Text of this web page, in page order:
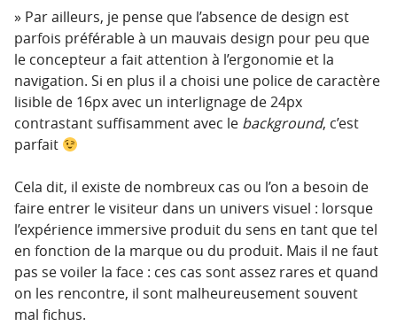
Par ailleurs, je pense que l’absence de design est
parfois préférable à un mauvais design pour peu que
le concepteur a fait attention à l’ergonomie et la
navigation. Si en plus il a choisi une police de caractère
lisible de 16px avec un interlignage de 24px
contrastant suffisamment avec le background, c’est
parfait
Cela dit, il existe de nombreux cas ou l’on a besoin de
faire entrer le visiteur dans un univers visuel : lorsque
l’expérience immersive produit du sens en tant que tel
en fonction de la marque ou du produit. Mais il ne faut
pas se voiler la face : ces cas sont assez rares et quand
on les rencontre, il sont malheureusement souvent
mal fichus.